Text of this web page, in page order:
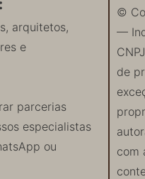
arquitetos,
e
parcerias
especialistas
ou
©
—
de
com